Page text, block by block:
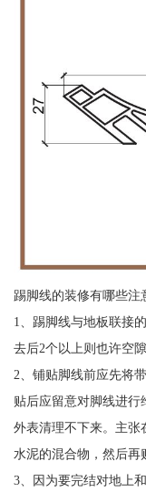
踢脚线的装修有哪些注
1、踢脚线与地板联接
去后2个以上则也许空隙
2、铺贴脚线前应先将
贴后应留意对脚线进
外表清理不下来。主张
水泥的混合物，然后再
3、因为要完结对地上